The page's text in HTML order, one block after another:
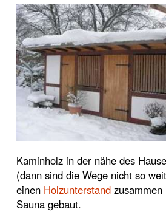
Kaminholz in der nähe des
(dann sind die Wege nicht so
einen Holzunterstand
Sauna gebaut.